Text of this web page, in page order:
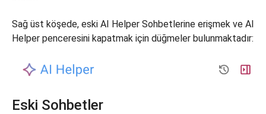
Sağ üst köşede, eski AI Helper Sohbetlerine erişmek ve AI
Helper penceresini kapatmak için düğmeler bulunmaktadır:
Eski Sohbetler